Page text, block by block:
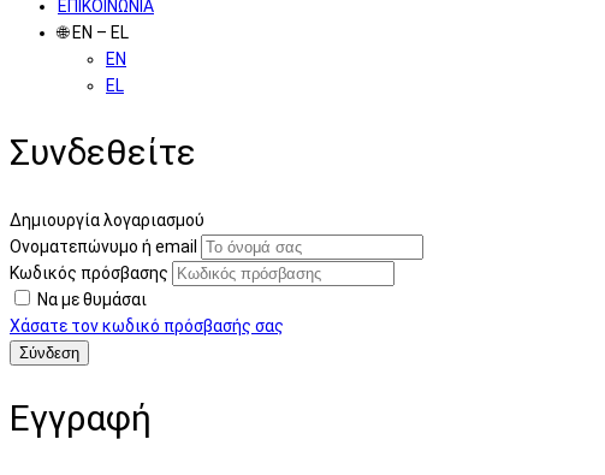
ΕΠΙΚΟΙΝΩΝΙΑ
🌐 EN – EL
EN
EL
Συνδεθείτε
Δημιουργία λογαριασμού
Ονοματεπώνυμο ή email
Κωδικός πρόσβασης
Να με θυμάσαι
Χάσατε τον κωδικό πρόσβασής σας
Εγγραφή